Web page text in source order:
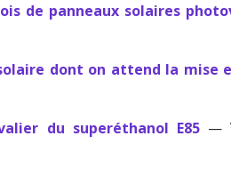
de panneaux solaires
dont on attend la mise
du superéthanol E85 —